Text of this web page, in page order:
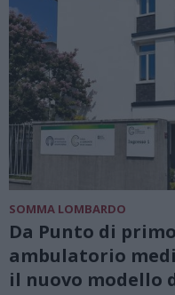
SOMMA LOMBARDO
Da Punto di
ambulatorio
il nuovo modello